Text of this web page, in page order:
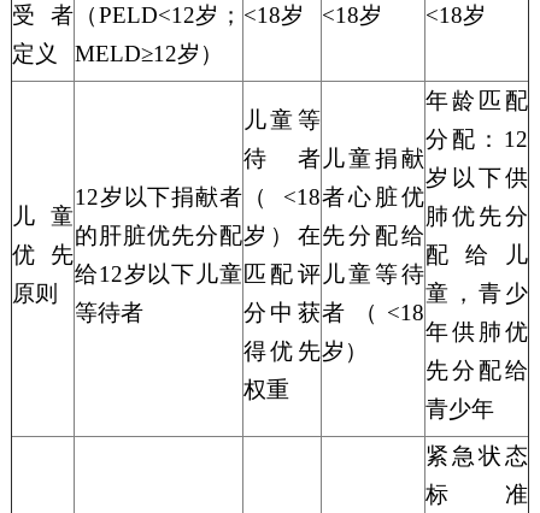
受者
定义
（PELD<12岁；
MELD≥12岁）
<18岁 <18岁 <18岁
儿童
优先
原则
12岁以下捐献者
的肝脏优先分配
给12岁以下儿童
等待者
儿童等
待者
（ <18
岁）在
匹配评
分中获
得优先
权重
儿童捐献
者心脏优
先分配给
儿童等待
者（ <18
岁）
年龄匹配
分配： 12
岁以下供
肺优先分
配给儿
童，青少
年供肺优
先分配给
青少年
紧急状态
标准